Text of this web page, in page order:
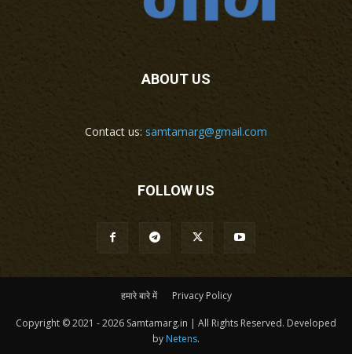
ABOUT US
Contact us: samtamarg@gmail.com
FOLLOW US
हमारे बारे में Privacy Policy
Copyright © 2021 - 2026 Samtamarg.in | All Rights Reserved. Developed
by Netens.